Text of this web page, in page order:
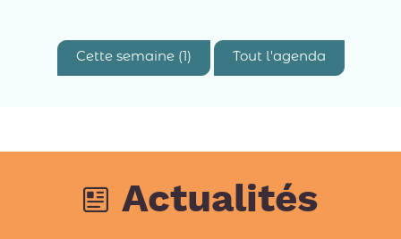
Cette semaine (1) Tout l'agenda
Actualités